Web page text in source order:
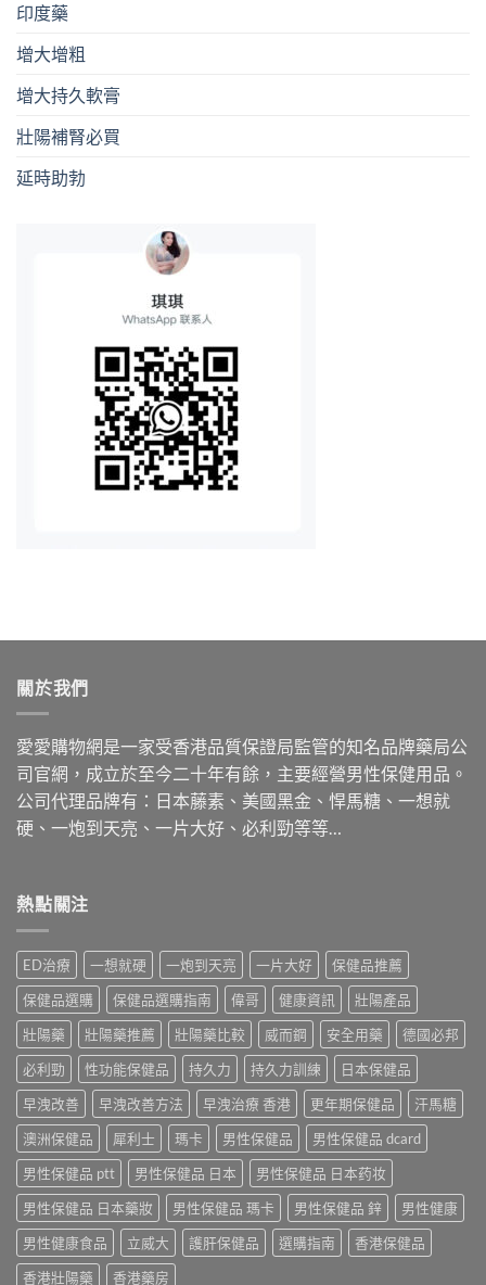
印度藥
增大增粗
增大持久軟膏
壯陽補腎必買
延時助勃
關於我們
愛愛購物網是一家受香港品質保證局監管的知名品牌藥局公
司官網，成立於至今二十年有餘，主要經營男性保健用品。
公司代理品牌有：日本藤素、美國黑金、悍馬糖、一想就
硬、一炮到天亮、一片大好、必利勁等等…
熱點關注
ED治療 一想就硬 一炮到天亮 一片大好
保健品推薦
保健品選購
保健品選購指南 偉哥 健康資訊
壯陽產品
壯陽藥
壯陽藥推薦 壯陽藥比較 威而鋼 安全用藥
德國必邦
必利勁
性功能保健品 持久力 持久力訓練
日本保健品
早洩改善
早洩改善方法 早洩治療 香港 更年期保健品
汗馬糖
澳洲保健品
犀利士 瑪卡 男性保健品
男性保健品 dcard
男性保健品 ptt
男性保健品 日本
男性保健品 日本药妆
男性保健品 日本藥妝
男性保健品 瑪卡 男性保健品 鋅
男性健康
男性健康食品
立威大 護肝保健品 選購指南
香港保健品
香港壯陽藥
香港藥房